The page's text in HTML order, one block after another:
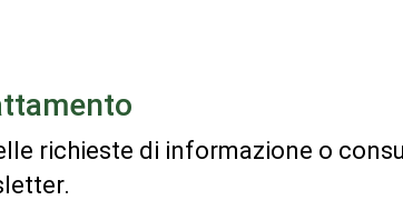
richieste di informazione o